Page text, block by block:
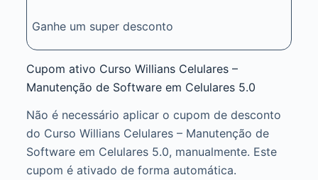
Ganhe um super desconto
Cupom ativo Curso Willians Celulares –
Manutenção de Software em Celulares 5.0
Não é necessário aplicar o cupom de desconto
do Curso Willians Celulares – Manutenção de
Software em Celulares 5.0, manualmente. Este
cupom é ativado de forma automática.